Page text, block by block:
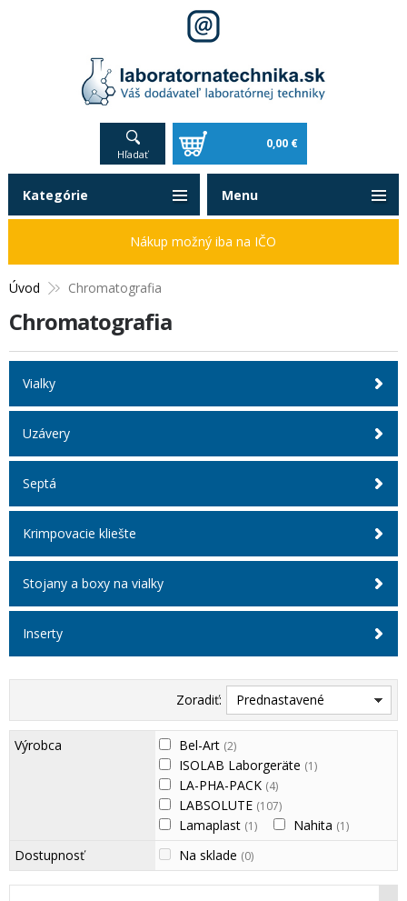
Hľadať
0,00 €
Úvod Chromatografia
Chromatografia
Vialky
Uzávery
Septá
Krimpovacie kliešte
Stojany a boxy na vialky
Inserty
Zoradiť: Prednastavené
Výrobca Bel-Art (2)
ISOLAB Laborgeräte (1)
LA-PHA-PACK (4)
LABSOLUTE (107)
Lamaplast (1) Nahita (1)
Dostupnosť Na sklade (0)
Kategórie
Nákup možný iba na IČO
Menu